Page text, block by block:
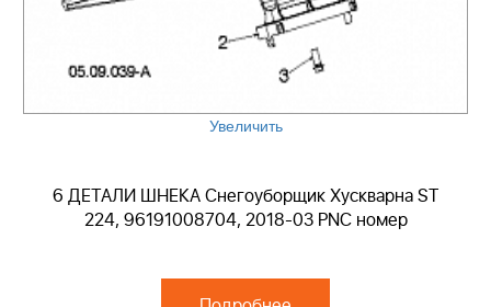
Увеличить
6 ДЕТАЛИ ШНЕКА Снегоуборщик Хускварна ST
224, 96191008704, 2018-03 PNC номер